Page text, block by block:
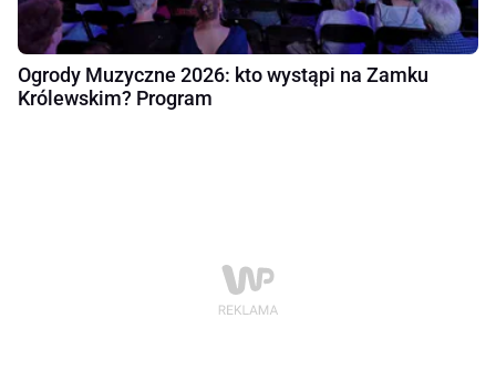
Ogrody Muzyczne 2026: kto wystąpi na Zamku
Królewskim? Program